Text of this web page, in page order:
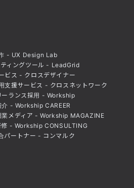
- UX Design Lab
ィングツール - LeadGrid
ビス - クロスデザイナー
支援サービス - クロスネットワーク
ーランス採用 - Workship
介 - Workship CAREER
業メディア - Workship MAGAZINE
修 - Workship CONSULTING
パートナー - コンマルク